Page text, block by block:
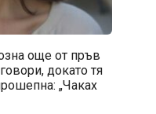
още от пръв
докато тя
„Чаках